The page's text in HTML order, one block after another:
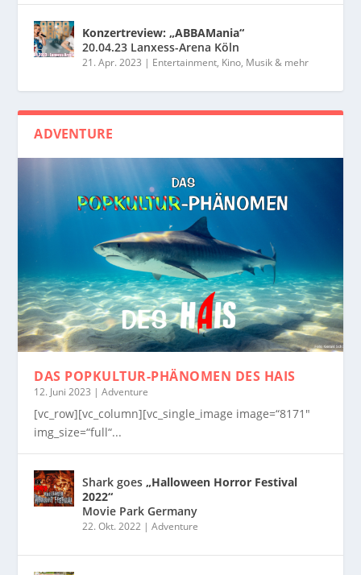
Konzertreview: „ABBAMania“
20.04.23 Lanxess-Arena Köln
21. Apr. 2023 | Entertainment, Kino, Musik & mehr
ADVENTURE
DAS POPKULTUR-PHÄNOMEN DES HAIS
12. Juni 2023 |Adventure
[vc_row][vc_column][vc_single_image image=“8171″
img_size=“full“...
Shark goes„Halloween Horror Festival
2022“
Movie Park Germany
22. Okt. 2022 |Adventure